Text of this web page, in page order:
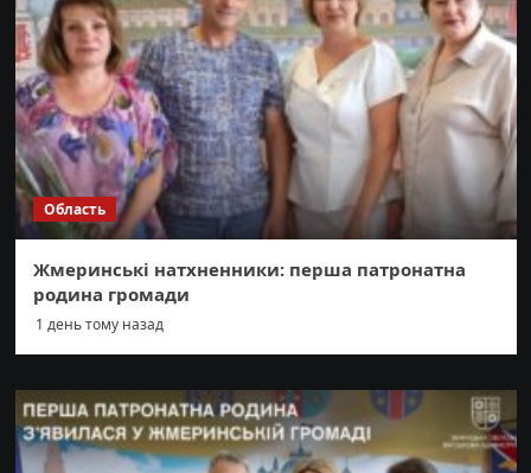
Область
Жмеринські натхненники: перша патронатна
родина громади
1 день тому назад